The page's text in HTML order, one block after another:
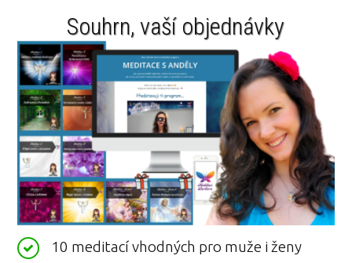
Souhrn, vaší objednávky
10 meditací vhodných pro muže i ženy